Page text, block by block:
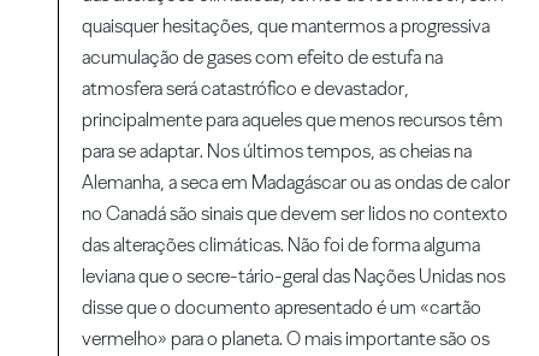
quaisquer hesitações, que mantermos a progressiva
acumulação de gases com efeito de estufa na
atmosfera será catastrófico e devastador,
principalmente para aqueles que menos recursos têm
para se adaptar. Nos últimos tempos, as cheias na
Alemanha, a seca em Madagáscar ou as ondas de calor
no Canadá são sinais que devem ser lidos no contexto
das alterações climáticas. Não foi de forma alguma
leviana que o secre-tário-geral das Nações Unidas nos
disse que o documento apresentado é um «cartão
vermelho» para o planeta. O mais importante são os